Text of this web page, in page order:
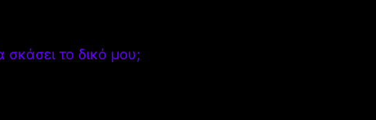
σκάσει το δικό μου;